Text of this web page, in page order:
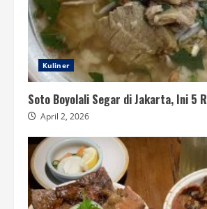
Kuliner
Soto Boyolali Segar di Jakarta, Ini 5
April 2, 2026